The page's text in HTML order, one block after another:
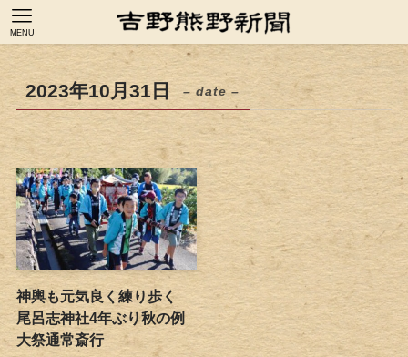
MENU
2023年10月31日 – date –
神輿も元気良く練り歩く
尾呂志神社4年ぶり秋の例
大祭通常斎行